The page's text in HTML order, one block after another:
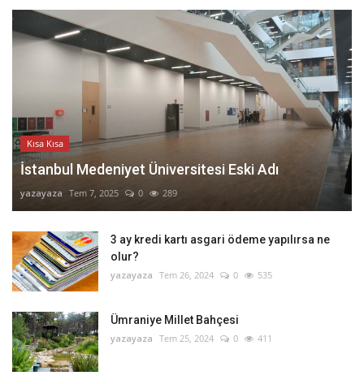
Kısa Kısa
İstanbul Medeniyet Üniversitesi Eski Adı
yazayaza Tem 7, 2025 0 289
3 ay kredi kartı asgari ödeme yapılırsa ne
olur?
yazayaza Tem 26, 2024 0 535
Ümraniye Millet Bahçesi
yazayaza Tem 25, 2024 0 411